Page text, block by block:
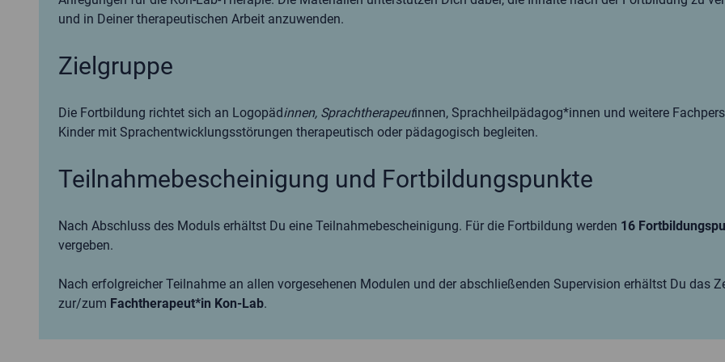
und in Deiner therapeutischen Arbeit anzuwenden.
Zielgruppe
Die Fortbildung richtet sich an Logopädinnen, Sprachtherapeutinnen, Sprachheilpädagog*innen und weitere
Kinder mit Sprachentwicklungsstörungen therapeutisch oder pädagogisch begleiten.
Teilnahmebescheinigung und Fortbildungspunkte
Nach Abschluss des Moduls erhältst Du eine Teilnahmebescheinigung. Für die Fortbildung werden 16
vergeben.
Nach erfolgreicher Teilnahme an allen vorgesehenen Modulen und der abschließenden Supervision erhältst Du das
zur/zum Fachtherapeut*in Kon-Lab.